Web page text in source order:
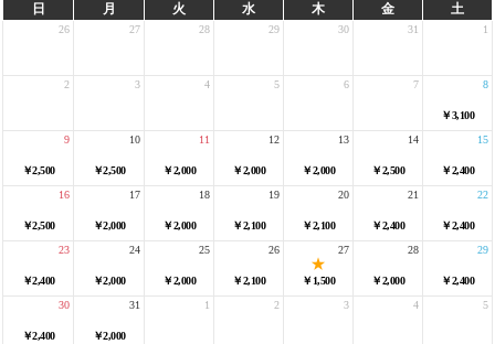
日 月 火 水 木 金 土
26 27 28 29 30 31 1
2 3 4 5 6 7
￥3,100
8
￥2,500
9
￥2,500
10
￥2,000
11
￥2,000
12
￥2,000
13
￥2,500
14
￥2,400
15
￥2,500
16
￥2,000
17
￥2,000
18
￥2,100
19
￥2,100
20
￥2,400
21
￥2,400
22
￥2,400
23
￥2,000
24
￥2,000
25
￥2,100
26
￥1,500
27
￥2,000
28
￥2,400
29
￥2,400
30
￥2,000
31 1 2 3 4 5